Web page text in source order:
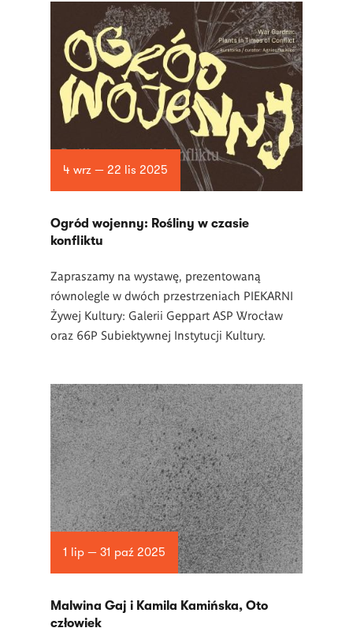
4 wrz — 22 lis 2025
Ogród wojenny: Rośliny w czasie
konfliktu
Zapraszamy na wystawę, prezentowaną
równolegle w dwóch przestrzeniach PIEKARNI
Żywej Kultury: Galerii Geppart ASP Wrocław
oraz 66P Subiektywnej Instytucji Kultury.
1 lip — 31 paź 2025
Malwina Gaj i Kamila Kamińska, Oto
człowiek